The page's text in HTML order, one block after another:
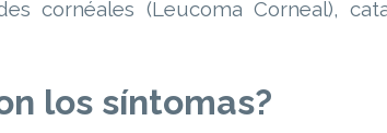
cornéales (Leucoma Corneal),
los síntomas?